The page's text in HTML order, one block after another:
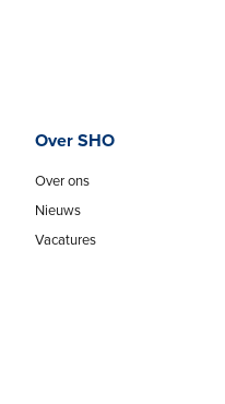
Over SHO
Over ons
Nieuws
Vacatures